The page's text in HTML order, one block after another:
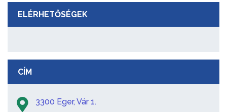
ELÉRHETŐSÉGEK
CÍM
3300 Eger, Vár 1.